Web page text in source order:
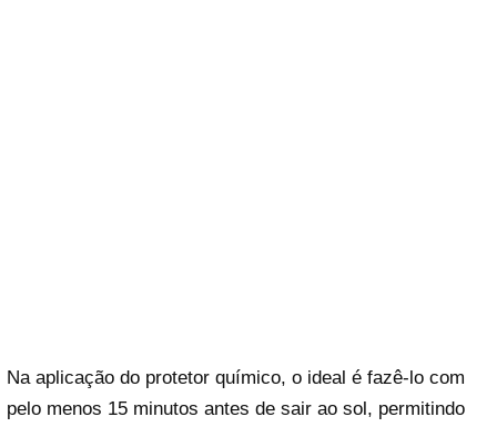
Na aplicação do protetor químico, o ideal é fazê-lo com
pelo menos 15 minutos antes de sair ao sol, permitindo